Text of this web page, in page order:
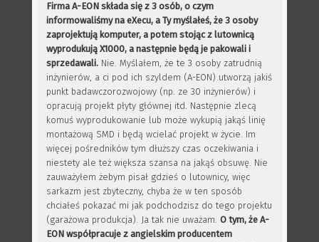
Firma A-EON składa się z 3 osób, o czym
informowaliśmy na eXecu, a Ty myślałeś, że 3 osoby
zaprojektują komputer, a potem stojąc z lutownicą
wyprodukują X1000, a następnie będą je pakowali i
sprzedawali. Nie. Myślałem, że te 3 osoby zatrudnią
inżynierów, a ci pod ich szyldem (A-EON) utworzą jakiś
punkt badawczorozwojowy (np. ze 30 inżynierów) i
opracują projekt płyty głównej itd. Następnie zlecą
komuś wyprodukowanie lub może wykupią jakąś linię
montażową SMD i będą wcielać projekt w życie. Im
więcej pośredników tym dłuższy czas oczekiwania i
niestety ale też większa szansa na jakąś obsuwę. Nie
zauważyłem żebym pisał gdzieś o lutownicy, więc
sarkazm jest zbyteczny, chyba że w ten sposób
chciałeś pokazać mi jak podchodzisz do tego projektu
(garażowa produkcja). Ja tak nie uważam. O tym, że A-
EON współpracuje z angielskim producentem